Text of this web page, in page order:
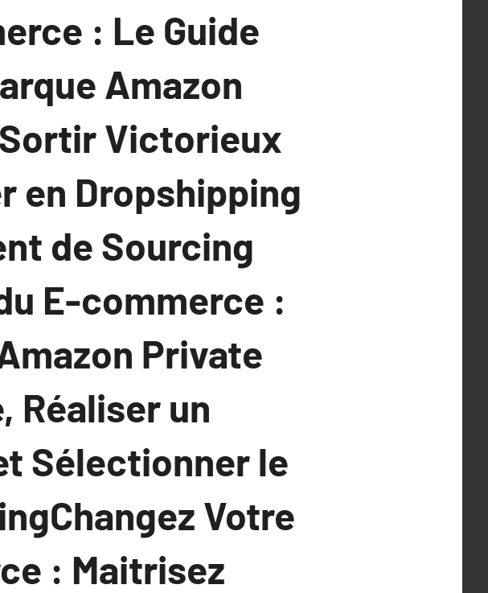
: Le Guide
Amazon
Victorieux
en Dropshipping
de Sourcing
E-commerce :
Private
Réaliser un
Sélectionner le
Votre
: Maitrisez